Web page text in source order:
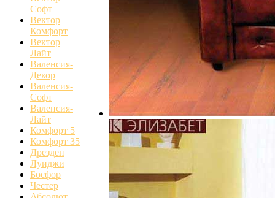
Софт
Вектор
Комфорт
Вектор
Лайт
Валенсия-
Декор
Валенсия-
Софт
Валенсия-
Лайт
Комфорт 5
Комфорт 35
Дрезден
Луиджи
Босфор
Честер